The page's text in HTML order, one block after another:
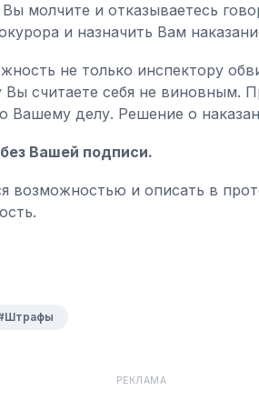
молчите и отказываетесь
и назначить Вам
не только инспектору
считаете себя не виновным.
делу. Решение о
Вашей подписи.
возможностью и описать в
РЕКЛАМА